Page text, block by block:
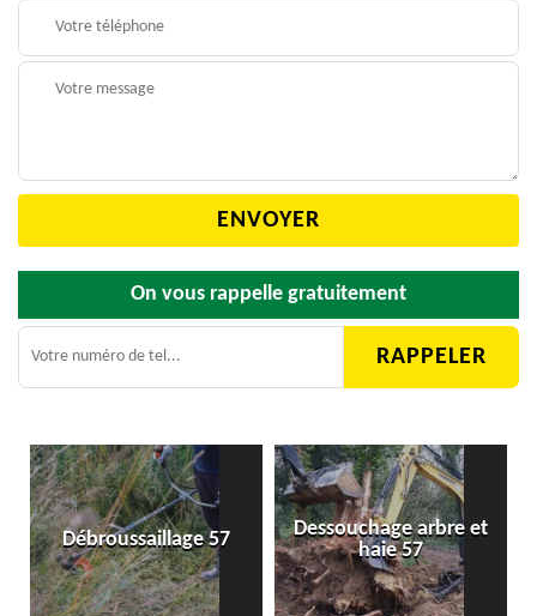
On vous rappelle gratuitement
Débroussaillage 57
Dessouchage arbre et
haie 57